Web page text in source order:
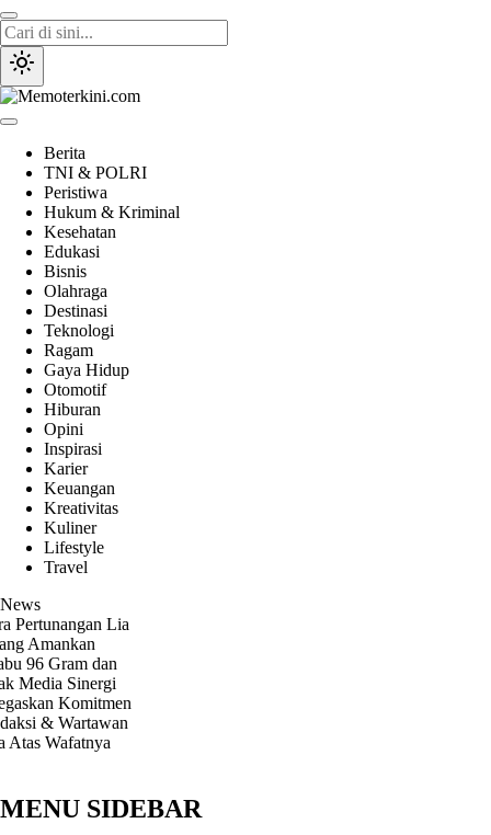
Lewati
ke
konten
Berita
TNI & POLRI
Peristiwa
Hukum & Kriminal
Kesehatan
Edukasi
Bisnis
Olahraga
Destinasi
Teknologi
Ragam
Gaya Hidup
Otomotif
Hiburan
Opini
Inspirasi
Karier
Keuangan
Kreativitas
Kuliner
Lifestyle
Travel
News
Lia
Gram dan
Sinergi
Komitmen
& Wartawan
Wafatnya
MENU SIDEBAR